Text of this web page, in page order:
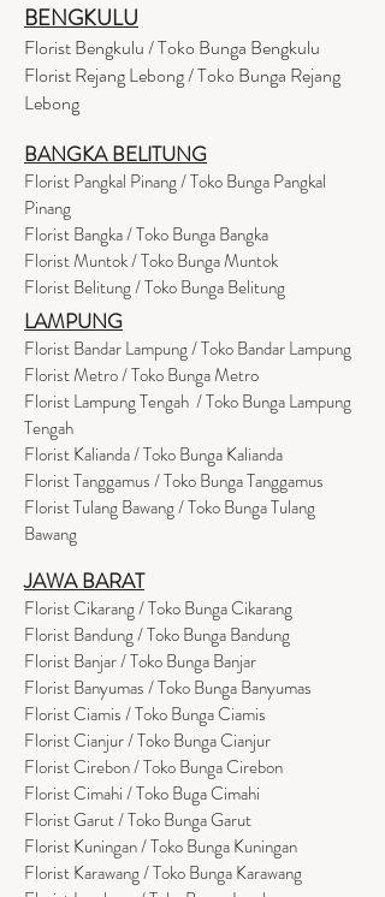
BENGKULU
Florist Bengkulu / Toko Bunga Bengkulu
Florist Rejang Lebong / Toko Bunga Rejang
Lebong
BANGKA BELITUNG
Florist Pangkal Pinang / Toko Bunga Pangkal
Pinang
Florist Bangka / Toko Bunga Bangka
Florist Muntok / Toko Bunga Muntok
Florist Belitung / Toko Bunga Belitung
LAMPUNG
Florist Bandar Lampung / Toko Bandar Lampung
Florist Metro / Toko Bunga Metro
Florist Lampung Tengah / Toko Bunga Lampung
Tengah
Florist Kalianda / Toko Bunga Kalianda
Florist Tanggamus / Toko Bunga Tanggamus
Florist Tulang Bawang / Toko Bunga Tulang
Bawang
JAWA BARAT
Florist Cikarang/ Toko Bunga Cikarang
Florist Bandung / Toko Bunga Bandung
Florist Banjar / Toko Bunga Banjar
Florist Banyumas / Toko Bunga Banyumas
Florist Ciamis / Toko Bunga Ciamis
Florist Cianjur / Toko Bunga Cianjur
Florist Cirebon / Toko Bunga Cirebon
Florist Cimahi / Toko Buga Cimahi
Florist Garut / Toko Bunga Garut
Florist Kuningan / Toko Bunga Kuningan
Florist Karawang / Toko Bunga Karawang